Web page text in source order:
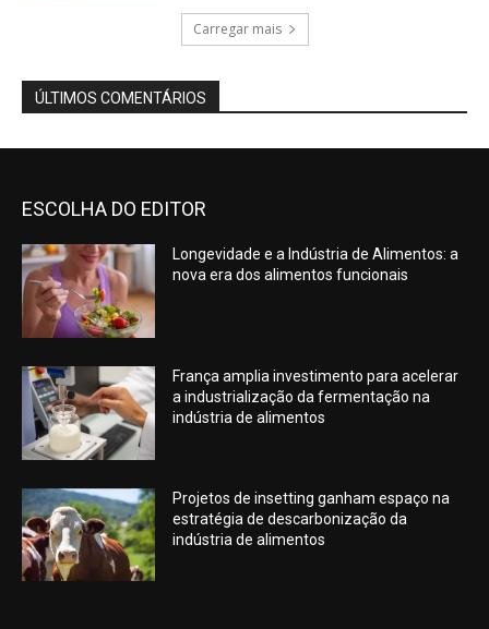
Carregar mais
ÚLTIMOS COMENTÁRIOS
ESCOLHA DO EDITOR
Longevidade e a Indústria de Alimentos: a
nova era dos alimentos funcionais
França amplia investimento para acelerar
a industrialização da fermentação na
indústria de alimentos
Projetos de insetting ganham espaço na
estratégia de descarbonização da
indústria de alimentos